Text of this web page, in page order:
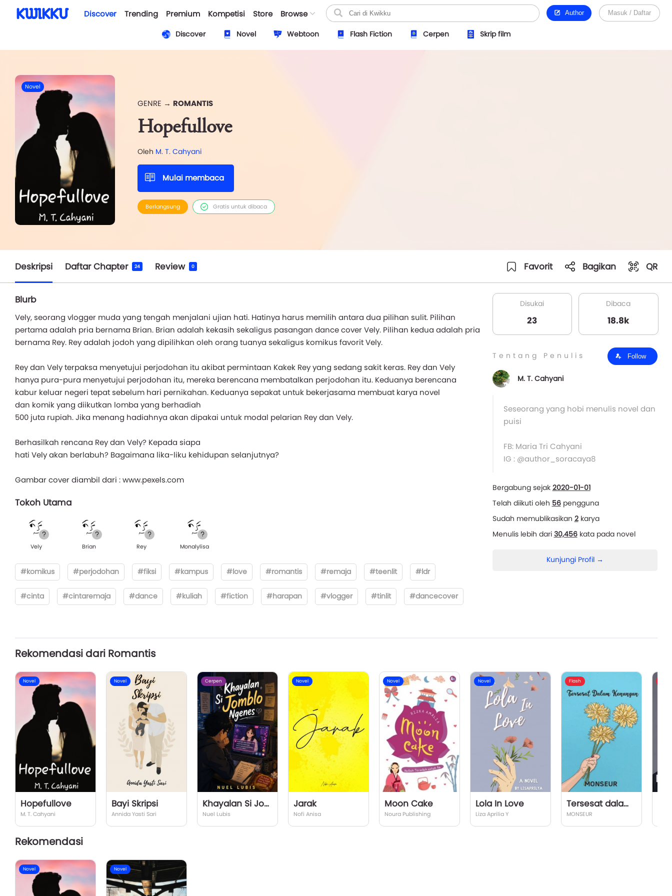
Discover Trending Premium Kompetisi Store Browse Author Masuk / Daftar
Discover Novel Webtoon Flash Fiction Cerpen Skrip film
Novel
GENRE → ROMANTIS
Hopefullove
Oleh M. T. Cahyani
Mulai membaca
Berlangsung Gratis untuk dibaca
Deskripsi Daftar Chapter 24 Review 0 Favorit Bagikan QR
Blurb
Vely, seorang vlogger muda yang tengah menjalani ujian hati. Hatinya harus memilih antara dua pilihan sulit. Pilihan
pertama adalah pria bernama Brian. Brian adalah kekasih sekaligus pasangan dance cover Vely. Pilihan kedua adalah pria
bernama Rey. Rey adalah jodoh yang dipilihkan oleh orang tuanya sekaligus komikus favorit Vely.
Rey dan Vely terpaksa menyetujui perjodohan itu akibat permintaan Kakek Rey yang sedang sakit keras. Rey dan Vely
hanya pura-pura menyetujui perjodohan itu, mereka berencana membatalkan perjodohan itu. Keduanya berencana
kabur keluar negeri tepat sebelum hari pernikahan. Keduanya sepakat untuk bekerjasama membuat karya novel
dan komik yang diikutkan lomba yang berhadiah
500 juta rupiah. Jika menang hadiahnya akan dipakai untuk modal pelarian Rey dan Vely.
Berhasilkah rencana Rey dan Vely? Kepada siapa
hati Vely akan berlabuh? Bagaimana lika-liku kehidupan selanjutnya?
Gambar cover diambil dari : www.pexels.com
Tokoh Utama
Vely Brian Rey Monalylisa
#komikus #perjodohan #fiksi #kampus #love #romantis #remaja #teenlit #ldr
#cinta #cintaremaja #dance #kuliah #fiction #harapan #vlogger #tinlit #dancecover
Disukai
23
Dibaca
18.8k
Tentang Penulis Follow
M. T. Cahyani
Seseorang yang hobi menulis novel dan
puisi
FB: Maria Tri Cahyani
IG : @author_soracaya8
Bergabung sejak 2020-01-01
Telah diikuti oleh 56pengguna
Sudah memublikasikan 2karya
Menulis lebih dari 30,456kata pada novel
Kunjungi Profil →
Rekomendasi dari Romantis
Novel
Hopefullove
M. T. Cahyani
Novel
Bayi Skripsi
Annida Yasti Sari
Cerpen
Khayalan Si Jomblo Ngenes
Nuel Lubis
Novel
Jarak
Nofi Anisa
Novel
Moon Cake
Noura Publishing
Novel
Lola In Love
Liza Aprilia Y
Flash
Tersesat dalam Kenangan
MONSEUR
Rekomendasi
Novel Novel